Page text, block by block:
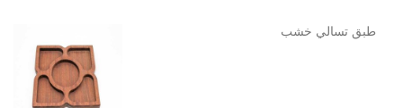
طبق تسالي خشب